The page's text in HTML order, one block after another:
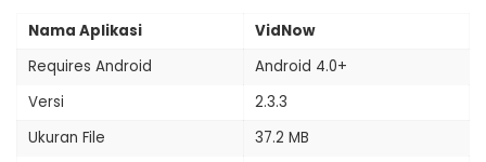
Nama Aplikasi
VidNow
Requires Android
Android 4.0+
Versi
2.3.3
Ukuran File
37.2 MB